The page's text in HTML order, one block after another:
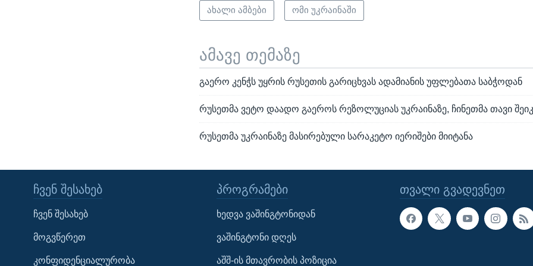
Learning English
ᲗᲕᲐᲚᲘ ᲒᲕᲐᲓᲔᲕᲜᲔᲗ
ახალი ამბები ომი უკრაინაში
ამავე თემაზე
გაერო კენჭს უყრის რუსეთის გარიცხვას ადამიანის უფლებათა საბჭოდან
რუსეთმა ვეტო დაადო გაეროს რეზოლუციას უკრაინაზე, ჩინეთმა თავი
რუსეთმა უკრაინაზე მასირებული სარაკეტო იერიშები მიიტანა
ᲗᲕᲐᲚᲘ ᲒᲕᲐᲓᲔᲕᲜᲔᲗ
ᲩᲕᲔᲜ ᲨᲔᲡᲐᲮᲔᲑ
ჩვენ შესახებ
მოგვწერეთ
კონფიდენციალურობა
ᲞᲠᲝᲒᲠᲐᲛᲔᲑᲘ
ხედვა ვაშინგტონიდან
ვაშინგტონი დღეს
აშშ-ის მთავრობის პოზიცია